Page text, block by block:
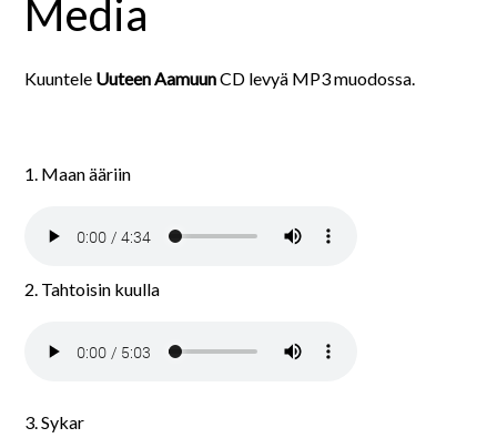
Media
Kuuntele Uuteen AamuunCD levyä MP3 muodossa.
1. Maan ääriin
2. Tahtoisin kuulla
3. Sykar